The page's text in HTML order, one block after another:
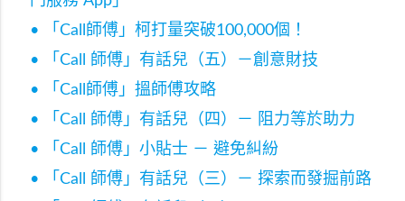
• 「Call師傅」柯打量突破100,000個！
• 「Call 師傅」有話兒（五）－創意財技
• 「Call師傅」搵師傅攻略
• 「Call 師傅」有話兒（四）－ 阻力等於助力
• 「Call 師傅」小貼士 － 避免糾紛
• 「Call 師傅」有話兒（三）－ 探索而發掘前路